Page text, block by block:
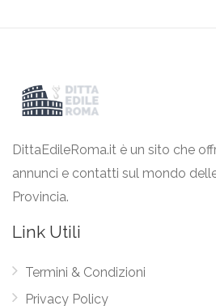
DittaEdileRoma.it è un sito che
annunci e contatti sul mondo
Provincia.
Link Utili
Termini & Condizioni
Privacy Policy